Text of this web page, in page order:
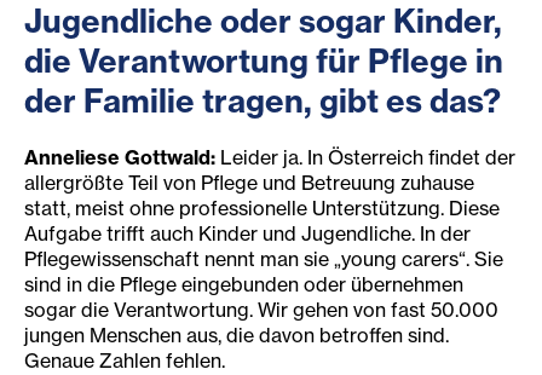
Jugendliche oder sogar Kinder,
die Verantwortung für Pflege in
der Familie tragen, gibt es das?
Anneliese Gottwald: Leider ja. In Österreich findet der
allergrößte Teil von Pflege und Betreuung zuhause
statt, meist ohne professionelle Unterstützung. Diese
Aufgabe trifft auch Kinder und Jugendliche. In der
Pflegewissenschaft nennt man sie „young carers“. Sie
sind in die Pflege eingebunden oder übernehmen
sogar die Verantwortung. Wir gehen von fast 50.000
jungen Menschen aus, die davon betroffen sind.
Genaue Zahlen fehlen.